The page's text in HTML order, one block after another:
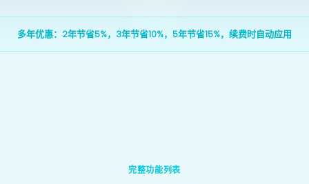
多年优惠：2年节省5%，3年节省10%，5年节省15%，续费时自动应用
完整功能列表